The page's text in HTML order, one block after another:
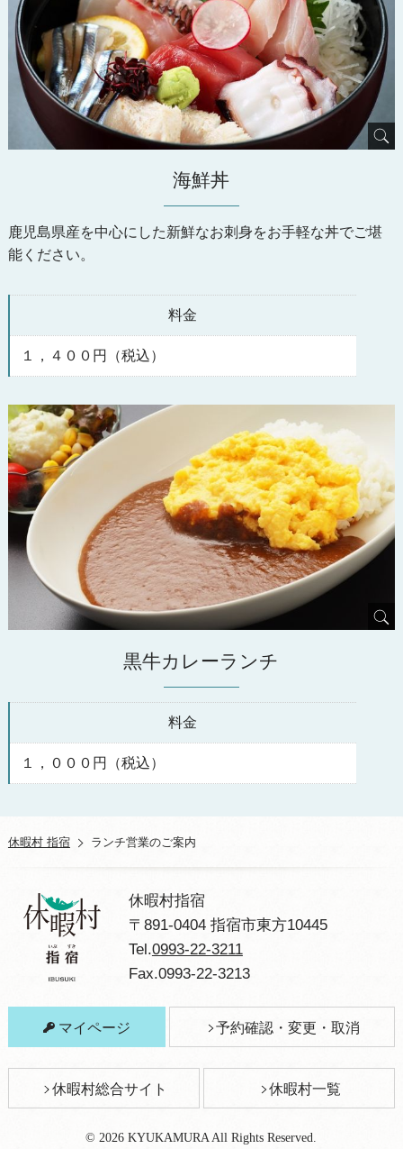
海鮮丼
鹿児島県産を中心にした新鮮なお刺身をお手軽な丼でご堪
能ください。
料金
１，４００円（税込）
黒牛カレーランチ
料金
１，０００円（税込）
休暇村 指宿 ランチ営業のご案内
休暇村指宿
〒891-0404 指宿市東方10445
Tel.0993-22-3211
Fax.0993-22-3213
マイページ 予約確認・変更・取消
休暇村総合サイト 休暇村一覧
© 2026 KYUKAMURA All Rights Reserved.